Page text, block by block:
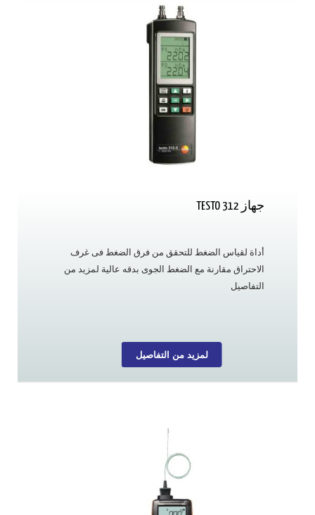
جهاز TESTO 312
أداة لقياس الضغط للتحقق من فرق الضغط فى غرف
الاحتراق مقارنة مع الضغط الجوى بدقه عالية لمزيد من
التفاصيل
لمزيد من التفاصيل